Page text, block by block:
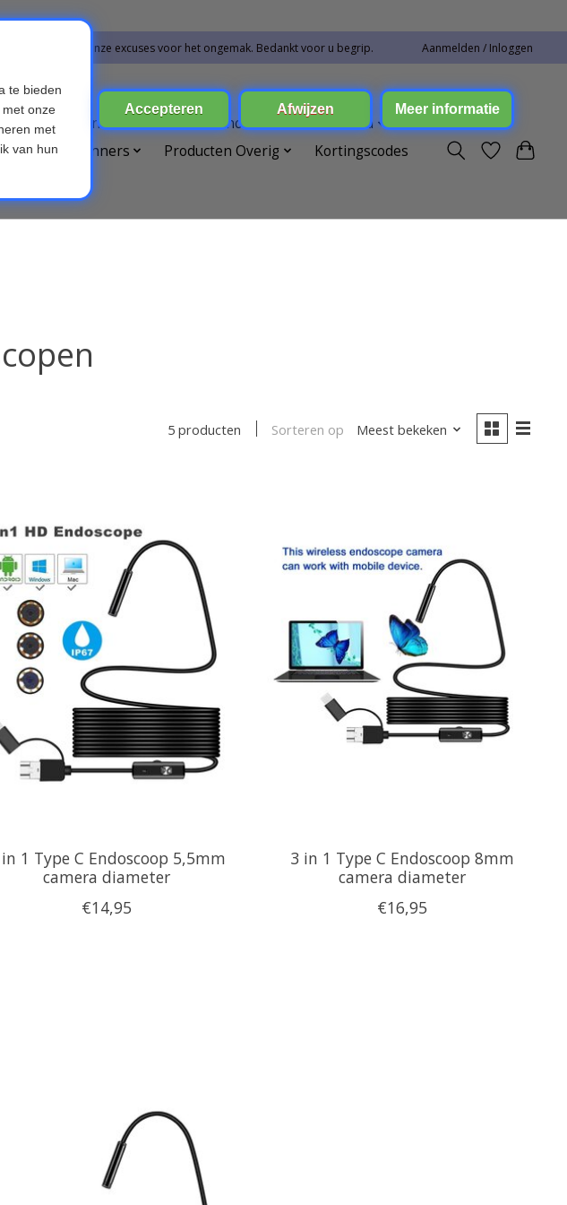
verzonden. Onze excuses voor het ongemak. Bedankt voor u begrip. Aanmelden / Inloggen
& Telefoon Dieren Toebehoren
Elektronica
OBD scanners Producten Overig
Kortingscodes
5 producten Sorteren op Meest bekeken
1 Type C Endoscoop 5,5mm
camera diameter
€14,95
3 in 1 Type C Endoscoop 8mm
camera diameter
€16,95